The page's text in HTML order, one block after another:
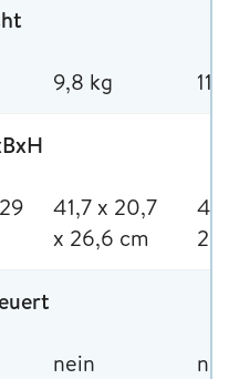
9,8 kg 11
41,7 x 20,7
x 26,6 cm
45
28
nein